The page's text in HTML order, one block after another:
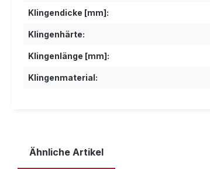
Klingendicke [mm]:
Klingenhärte:
Klingenlänge [mm]:
Klingenmaterial:
Ähnliche Artikel